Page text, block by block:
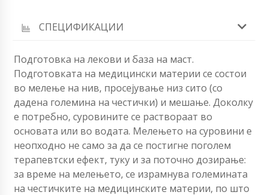
СПЕЦИФИКАЦИИ
Подготовка на лекови и база на маст.
Подготовката на медицински материи се состои
во мелење на нив, просејување низ сито (со
дадена големина на честички) и мешање. Доколку
е потребно, суровините се раствораат во
основата или во водата. Мелењето на суровини е
неопходно не само за да се постигне поголем
терапевтски ефект, туку и за поточно дозирање:
за време на мелењето, се израмнува големината
на честичките на медицинските материи, по што